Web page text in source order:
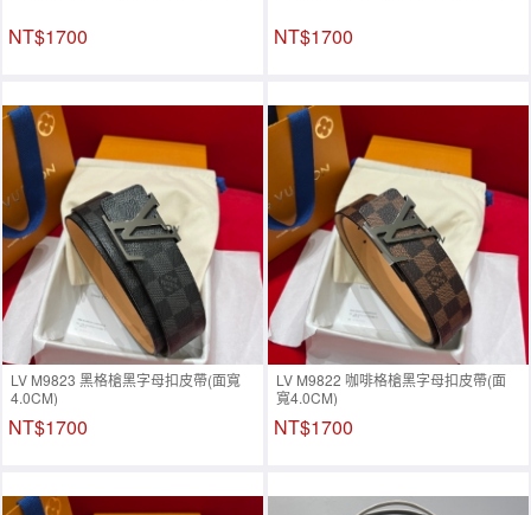
NT$1700 NT$1700
LV M9823 黑格槍黑字母扣皮帶(面寬
4.0CM)
NT$1700
LV M9822 咖啡格槍黑字母扣皮帶(面
寬4.0CM)
NT$1700